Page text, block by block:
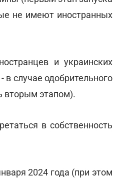
не имеют иностранных
и украинских
случае одобрительного
вторым этапом).
в собственность
2024 года (при этом